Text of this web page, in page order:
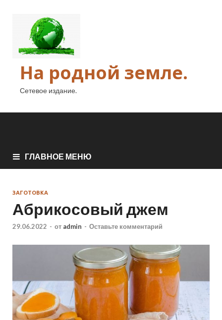
На родной земле.
Сетевое издание.
ГЛАВНОЕ МЕНЮ
ЗАГОТОВКА
Абрикосовый джем
29.06.2022 - от admin - Оставьте комментарий